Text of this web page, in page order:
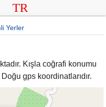
TR
Yerler
Kışla coğrafi konumu
gps koordinatlarıdır.